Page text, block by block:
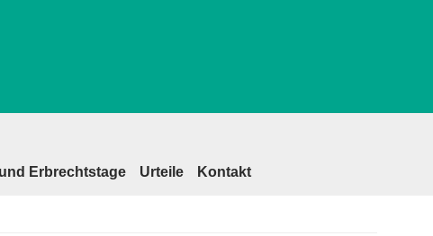
Erbrechtstage Urteile Kontakt